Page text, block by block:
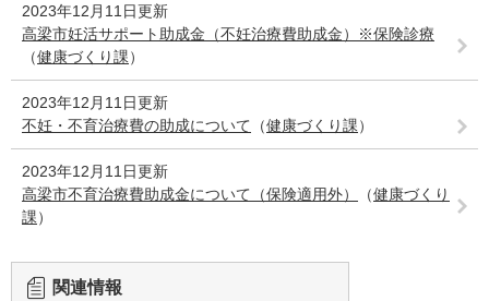
2023年12月11日更新
高梁市妊活サポート助成金（不妊治療費助成金）※保険診療
（健康づくり課）
2023年12月11日更新
不妊・不育治療費の助成について （健康づくり課）
2023年12月11日更新
高梁市不育治療費助成金について（保険適用外）
（健康づくり
課）
関連情報